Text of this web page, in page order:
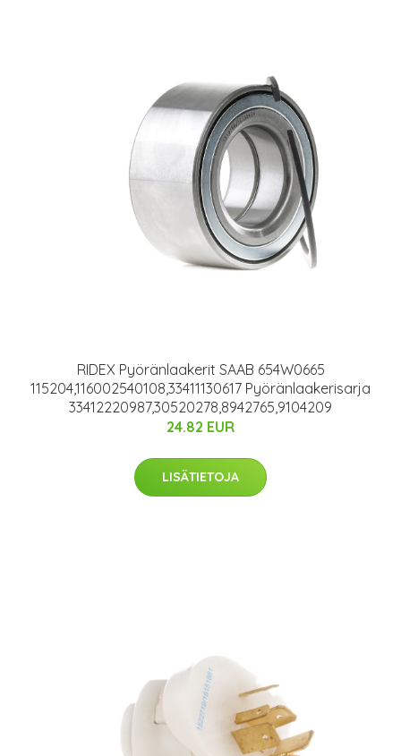
RIDEX Pyöränlaakerit SAAB 654W0665
115204,116002540108,33411130617 Pyöränlaakerisarja
33412220987,30520278,8942765,9104209
24.82 EUR
LISÄTIETOJA